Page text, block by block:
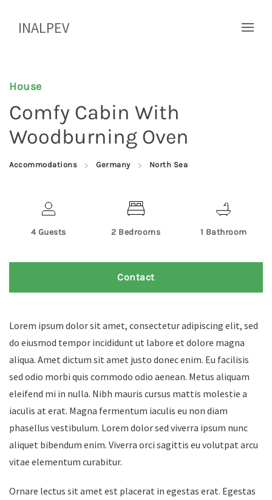
INALPEV
House
Comfy Cabin With
Woodburning Oven
Accommodations Germany North Sea
4 Guests 2 Bedrooms 1 Bathroom
Contact
Lorem ipsum dolor sit amet, consectetur adipiscing elit, sed
do eiusmod tempor incididunt ut labore et dolore magna
aliqua. Amet dictum sit amet justo donec enim. Eu facilisis
sed odio morbi quis commodo odio aenean. Metus aliquam
eleifend mi in nulla. Nibh mauris cursus mattis molestie a
iaculis at erat. Magna fermentum iaculis eu non diam
phasellus vestibulum. Lorem dolor sed viverra ipsum nunc
aliquet bibendum enim. Viverra orci sagittis eu volutpat arcu
vitae elementum curabitur.
Ornare lectus sit amet est placerat in egestas erat. Egestas